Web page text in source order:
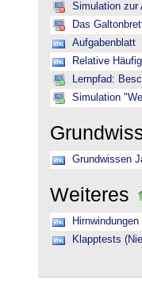
Simulation zur
Das
Aufgabenblatt
Relative
Lernpfad:
Simulation
Grundwissen
Weiteres
Klapptests